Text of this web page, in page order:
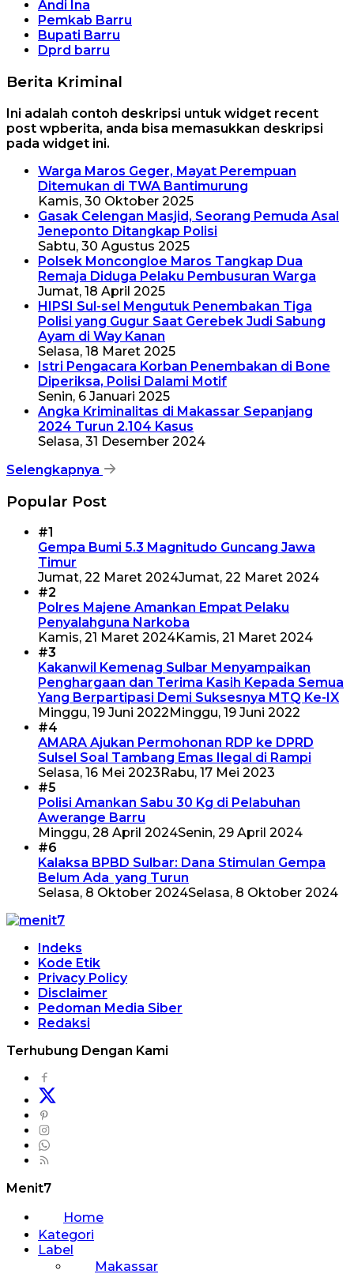
Andi Ina
Pemkab Barru
Bupati Barru
Dprd barru
Berita Kriminal
Ini adalah contoh deskripsi untuk widget recent
post wpberita, anda bisa memasukkan deskripsi
pada widget ini.
Warga Maros Geger, Mayat Perempuan
Ditemukan di TWA Bantimurung
Kamis, 30 Oktober 2025
Gasak Celengan Masjid, Seorang Pemuda Asal
Jeneponto Ditangkap Polisi
Sabtu, 30 Agustus 2025
Polsek Moncongloe Maros Tangkap Dua
Remaja Diduga Pelaku Pembusuran Warga
Jumat, 18 April 2025
HIPSI Sul-sel Mengutuk Penembakan Tiga
Polisi yang Gugur Saat Gerebek Judi Sabung
Ayam di Way Kanan
Selasa, 18 Maret 2025
Istri Pengacara Korban Penembakan di Bone
Diperiksa, Polisi Dalami Motif
Senin, 6 Januari 2025
Angka Kriminalitas di Makassar Sepanjang
2024 Turun 2.104 Kasus
Selasa, 31 Desember 2024
Selengkapnya
Popular Post
#1
Gempa Bumi 5.3 Magnitudo Guncang Jawa
Timur
Jumat, 22 Maret 2024Jumat, 22 Maret 2024
#2
Polres Majene Amankan Empat Pelaku
Penyalahguna Narkoba
Kamis, 21 Maret 2024Kamis, 21 Maret 2024
#3
Kakanwil Kemenag Sulbar Menyampaikan
Penghargaan dan Terima Kasih Kepada Semua
Yang Berpartipasi Demi Suksesnya MTQ Ke-IX
Minggu, 19 Juni 2022 Minggu, 19 Juni 2022
#4
AMARA Ajukan Permohonan RDP ke DPRD
Sulsel Soal Tambang Emas Ilegal di Rampi
Selasa, 16 Mei 2023 Rabu, 17 Mei 2023
#5
Polisi Amankan Sabu 30 Kg di Pelabuhan
Awerange Barru
Minggu, 28 April 2024Senin, 29 April 2024
#6
Kalaksa BPBD Sulbar: Dana Stimulan Gempa
Belum Ada yang Turun
Selasa, 8 Oktober 2024Selasa, 8 Oktober 2024
Indeks
Kode Etik
Privacy Policy
Disclaimer
Pedoman Media Siber
Redaksi
Terhubung Dengan Kami
Menit7
Home
Kategori
Label
Makassar